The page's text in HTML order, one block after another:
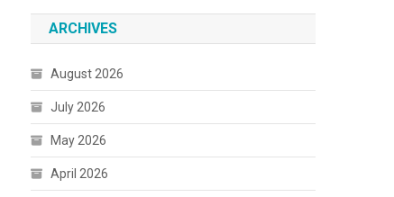
ARCHIVES
August 2026
July 2026
May 2026
April 2026